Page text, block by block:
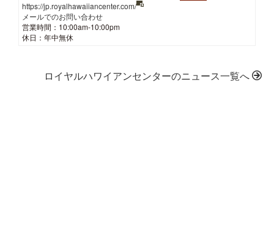
https://jp.royalhawaiiancenter.com/
メールでのお問い合わせ
営業時間：10:00am-10:00pm
休日：年中無休
ロイヤルハワイアンセンターのニュース一覧へ